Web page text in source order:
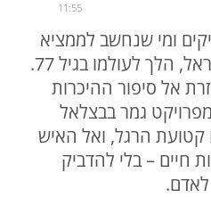
11:55
ומי שנחשב לממציא
הקלנועית המודרנית בישראל, הלך לעולמו בגיל 77.
אל סיפור ההיכרות
גמר בבצלאל
קטועת הרגל, ואל האיש
חיים – בלי להדביק